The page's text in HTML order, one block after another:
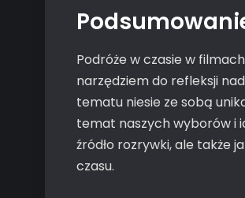
Podróże w czasie w
narzędziem do refleksji
tematu niesie ze sobą
temat naszych wyborów i
źródło rozrywki, ale także
czasu.